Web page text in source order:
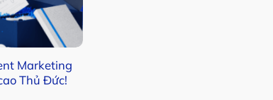
Marketing
Thủ Đức!